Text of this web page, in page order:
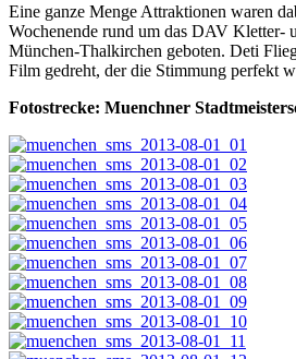
Eine ganze Menge Attraktionen waren
Wochenende rund um das DAV Kletter-
München-Thalkirchen geboten. Deti
Film gedreht, der die Stimmung perfekt
Fotostrecke: Muenchner